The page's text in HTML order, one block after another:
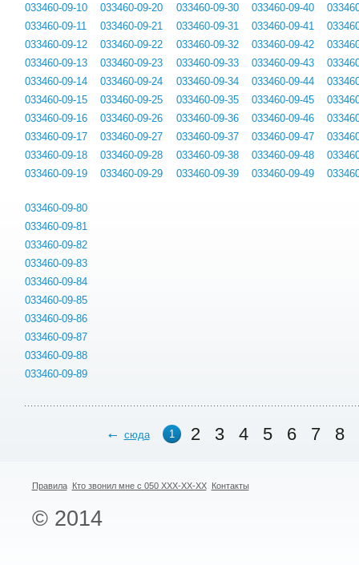
033460-09-10
033460-09-11
033460-09-12
033460-09-13
033460-09-14
033460-09-15
033460-09-16
033460-09-17
033460-09-18
033460-09-19
033460-09-20
033460-09-21
033460-09-22
033460-09-23
033460-09-24
033460-09-25
033460-09-26
033460-09-27
033460-09-28
033460-09-29
033460-09-30
033460-09-31
033460-09-32
033460-09-33
033460-09-34
033460-09-35
033460-09-36
033460-09-37
033460-09-38
033460-09-39
033460-09-40
033460-09-41
033460-09-42
033460-09-43
033460-09-44
033460-09-45
033460-09-46
033460-09-47
033460-09-48
033460-09-49
033460-09-80
033460-09-81
033460-09-82
033460-09-83
033460-09-84
033460-09-85
033460-09-86
033460-09-87
033460-09-88
033460-09-89
сюда 1 2 3 4 5 6 7 8
Правила Кто звонил мне с 050 XXX-XX-XX Контакты
© 2014